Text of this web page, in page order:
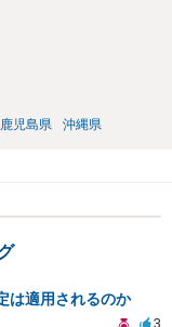
鹿児島県 沖縄県
は適用されるのか
3